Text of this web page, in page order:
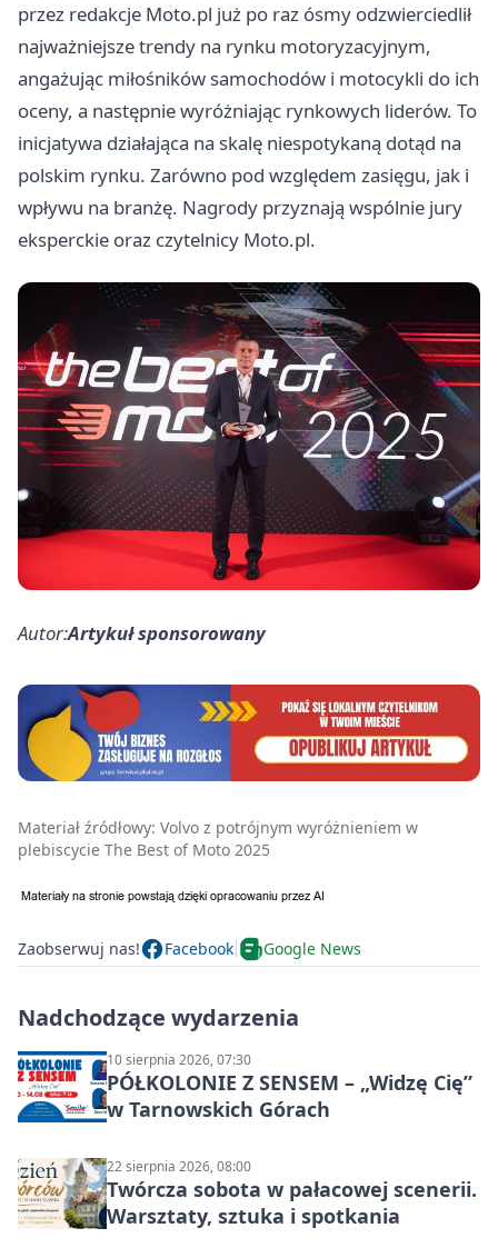
przez redakcje Moto.pl już po raz ósmy odzwierciedlił
najważniejsze trendy na rynku motoryzacyjnym,
angażując miłośników samochodów i motocykli do ich
oceny, a następnie wyróżniając rynkowych liderów. To
inicjatywa działająca na skalę niespotykaną dotąd na
polskim rynku. Zarówno pod względem zasięgu, jak i
wpływu na branżę. Nagrody przyznają wspólnie jury
eksperckie oraz czytelnicy Moto.pl.
Autor:Artykuł sponsorowany
Materiał źródłowy: Volvo z potrójnym wyróżnieniem w
plebiscycie The Best of Moto 2025
Zaobserwuj nas! Facebook Google News
Nadchodzące wydarzenia
10 sierpnia 2026, 07:30
PÓŁKOLONIE Z SENSEM – „Widzę Cię”
w Tarnowskich Górach
22 sierpnia 2026, 08:00
Twórcza sobota w pałacowej scenerii.
Warsztaty, sztuka i spotkania